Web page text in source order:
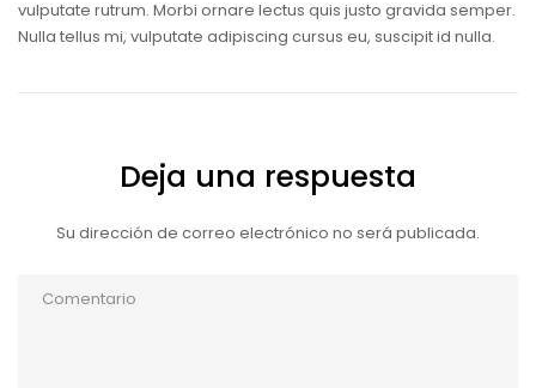
vulputate rutrum. Morbi ornare lectus quis justo gravida semper.
Nulla tellus mi, vulputate adipiscing cursus eu, suscipit id nulla.
Deja una respuesta
Su dirección de correo electrónico no será publicada.